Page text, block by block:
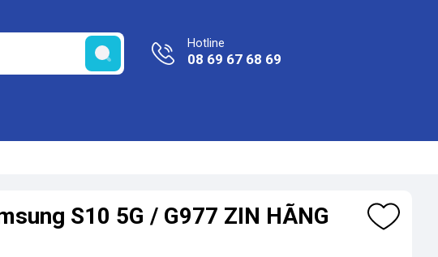
Hotline
08 69 67 68 69
S10 5G / G977 ZIN HÃNG